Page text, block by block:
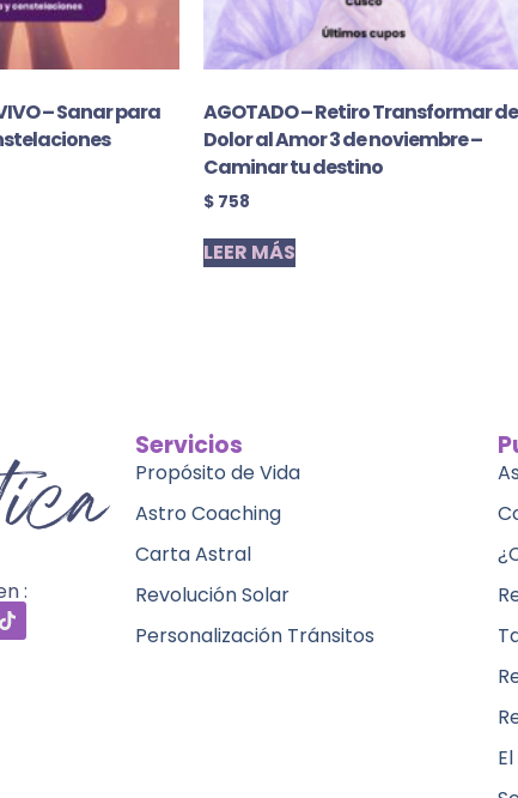
– Sanar para
AGOTADO – Retiro Transformar
Dolor al Amor 3 de noviembre –
Caminar tu destino
$758
LEER MÁS
:
Servicios
Propósito de Vida
Astro Coaching
Carta Astral
Revolución Solar
Personalización Tránsitos